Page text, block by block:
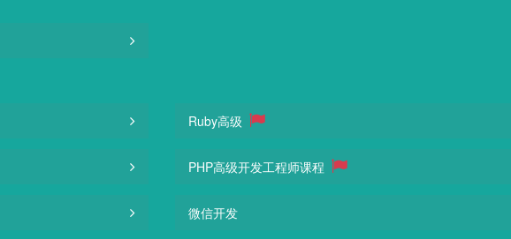
Ruby高级
PHP高级开发工程师课程
微信开发